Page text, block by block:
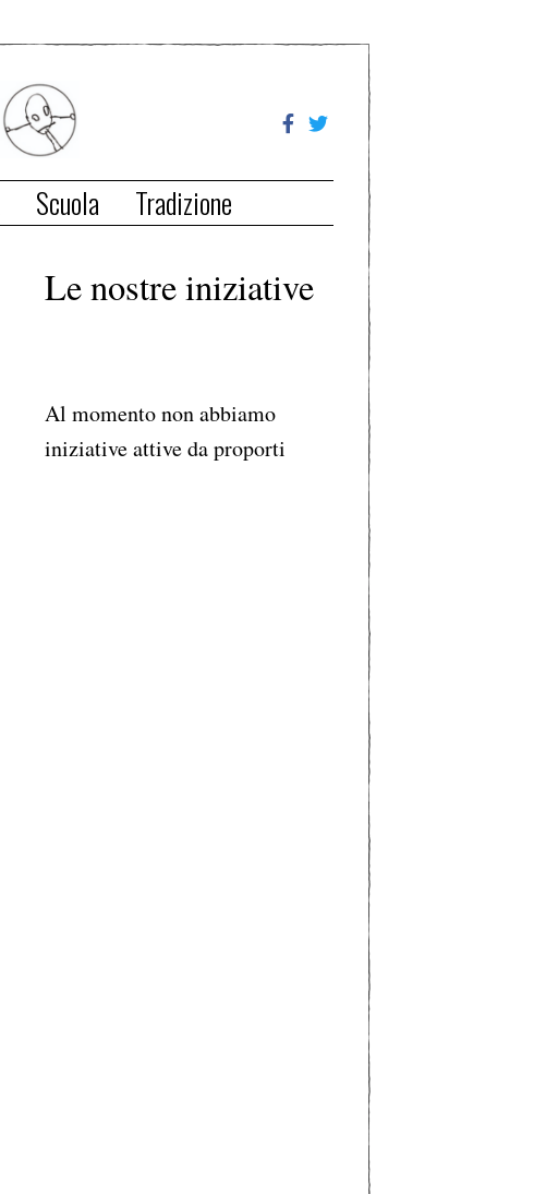
Scuola Tradizione
Le nostre iniziative
Al momento non abbiamo
iniziative attive da proporti